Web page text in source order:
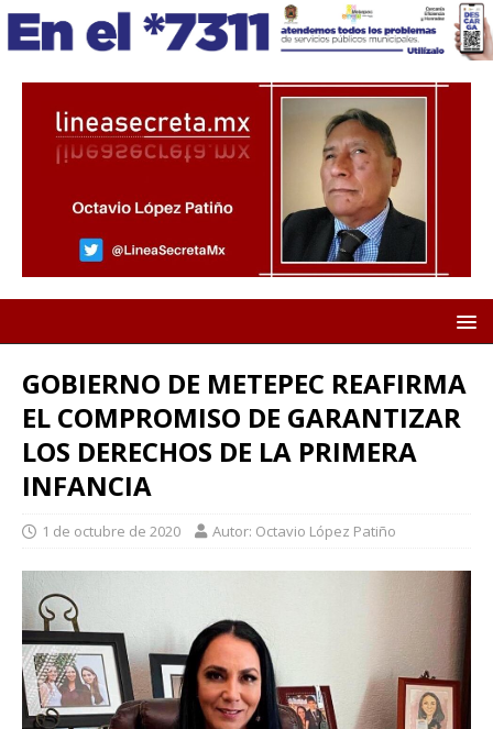
GOBIERNO DE METEPEC REAFIRMA
EL COMPROMISO DE GARANTIZAR
LOS DERECHOS DE LA PRIMERA
INFANCIA
1 de octubre de 2020 Autor: Octavio López Patiño